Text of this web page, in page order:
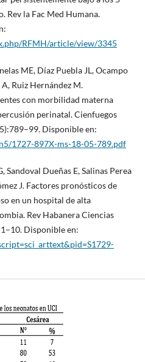
Rev la Fac Med Humana.
RFMH/article/view/3345
ME, Díaz Puebla JL, Ocampo
Ruiz Hernández M.
con morbilidad materna
perinatal. Cienfuegos
Disponible en:
1727-897X-ms-18-05-789.pdf
Sandoval Dueñas E, Salinas Perea
J. Factores pronósticos de
en un hospital de alta
Rev Habanera Ciencias
Disponible en: